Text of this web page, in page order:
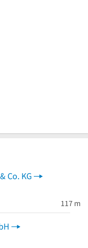
Co. KG
117 m